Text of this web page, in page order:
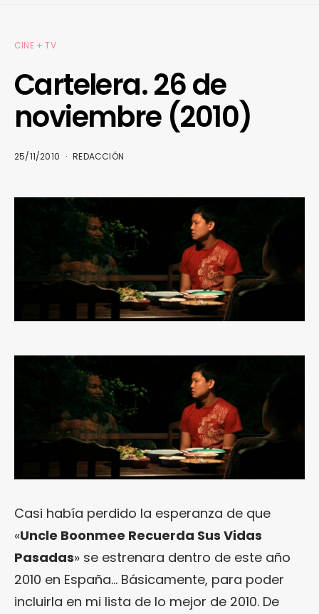
CINE + TV
Cartelera. 26 de
noviembre (2010)
25/11/2010 REDACCIÓN
Casi había perdido la esperanza de que
«Uncle Boonmee Recuerda Sus Vidas
Pasadas» se estrenara dentro de este año
2010 en España… Básicamente, para poder
incluirla en mi lista de lo mejor de 2010. De